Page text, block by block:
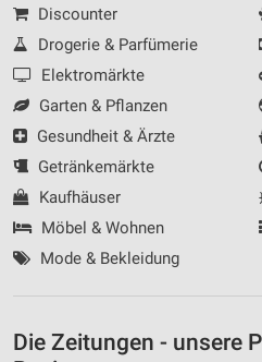
Discounter
Drogerie & Parfümerie
Elektromärkte
Garten & Pflanzen
Gesundheit & Ärzte
Getränkemärkte
Kaufhäuser
Möbel & Wohnen
Mode & Bekleidung
Die Zeitungen - unsere